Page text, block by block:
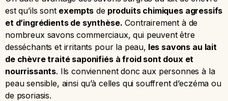
est qu’ils sont exempts deproduits chimiques agressifs
et d’ingrédients de synthèse. Contrairement à de
nombreux savons commerciaux, qui peuvent être
desséchants et irritants pour la peau, les savons au lait
de chèvre traité saponifiés à froid sont doux et
nourrissants. Ils conviennent donc aux personnes à la
peau sensible, ainsi qu’à celles qui souffrent d’eczéma ou
de psoriasis.